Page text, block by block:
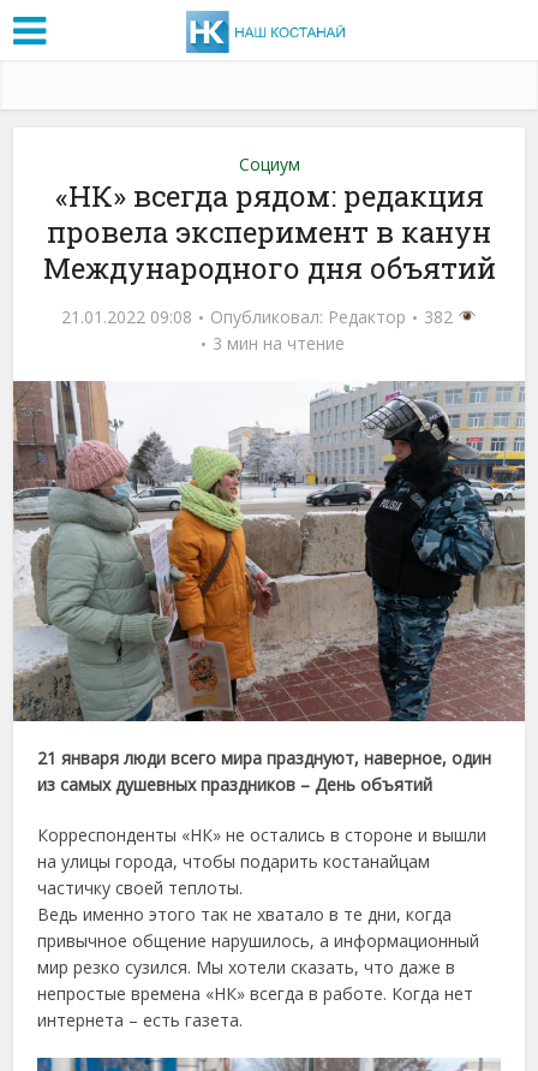
Социум
«НК» всегда рядом: редакция
провела эксперимент в канун
Международного дня объятий
21.01.2022 09:08 Опубликовал: Редактор
382
3 мин на чтение
21 января люди всего мира празднуют, наверное, один
из самых душевных праздников – День объятий
Корреспонденты «НК» не остались в стороне и вышли
на улицы города, чтобы подарить костанайцам
частичку своей теплоты.
Ведь именно этого так не хватало в те дни, когда
привычное общение нарушилось, а информационный
мир резко сузился. Мы хотели сказать, что даже в
непростые времена «НК» всегда в работе. Когда нет
интернета – есть газета.